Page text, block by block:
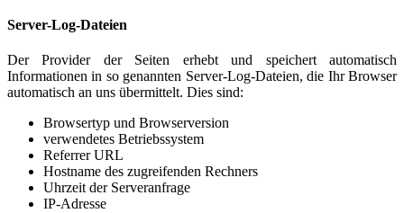
Server-Log-Dateien
Der Provider der Seiten erhebt und speichert automatisch
Informationen in so genannten Server-Log-Dateien, die Ihr Browser
automatisch an uns übermittelt. Dies sind:
Browsertyp und Browserversion
verwendetes Betriebssystem
Referrer URL
Hostname des zugreifenden Rechners
Uhrzeit der Serveranfrage
IP-Adresse